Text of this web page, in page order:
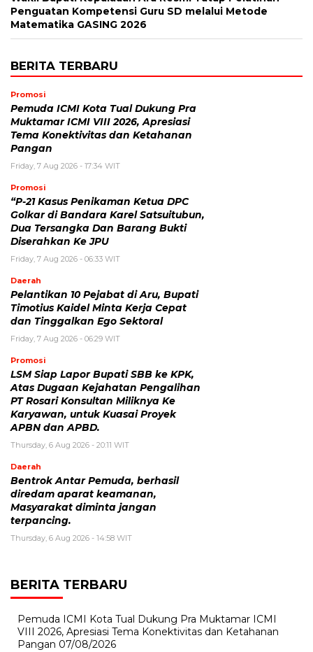
Penguatan Kompetensi Guru SD melalui Metode
Matematika GASING 2026
BERITA TERBARU
Promosi
Pemuda ICMI Kota Tual Dukung Pra
Muktamar ICMI VIII 2026, Apresiasi
Tema Konektivitas dan Ketahanan
Pangan
Friday, 7 Aug 2026 - 17:34 WIT
Promosi
“P-21 Kasus Penikaman Ketua DPC
Golkar di Bandara Karel Satsuitubun,
Dua Tersangka Dan Barang Bukti
Diserahkan Ke JPU
Friday, 7 Aug 2026 - 06:33 WIT
Daerah
Pelantikan 10 Pejabat di Aru, Bupati
Timotius Kaidel Minta Kerja Cepat
dan Tinggalkan Ego Sektoral
Friday, 7 Aug 2026 - 06:29 WIT
Promosi
LSM Siap Lapor Bupati SBB ke KPK,
Atas Dugaan Kejahatan Pengalihan
PT Rosari Konsultan Miliknya Ke
Karyawan, untuk Kuasai Proyek
APBN dan APBD.
Thursday, 6 Aug 2026 - 20:11 WIT
Daerah
Bentrok Antar Pemuda, berhasil
diredam aparat keamanan,
Masyarakat diminta jangan
terpancing.
Thursday, 6 Aug 2026 - 14:58 WIT
BERITA TERBARU
Pemuda ICMI Kota Tual Dukung Pra Muktamar ICMI
VIII 2026, Apresiasi Tema Konektivitas dan Ketahanan
Pangan 07/08/2026